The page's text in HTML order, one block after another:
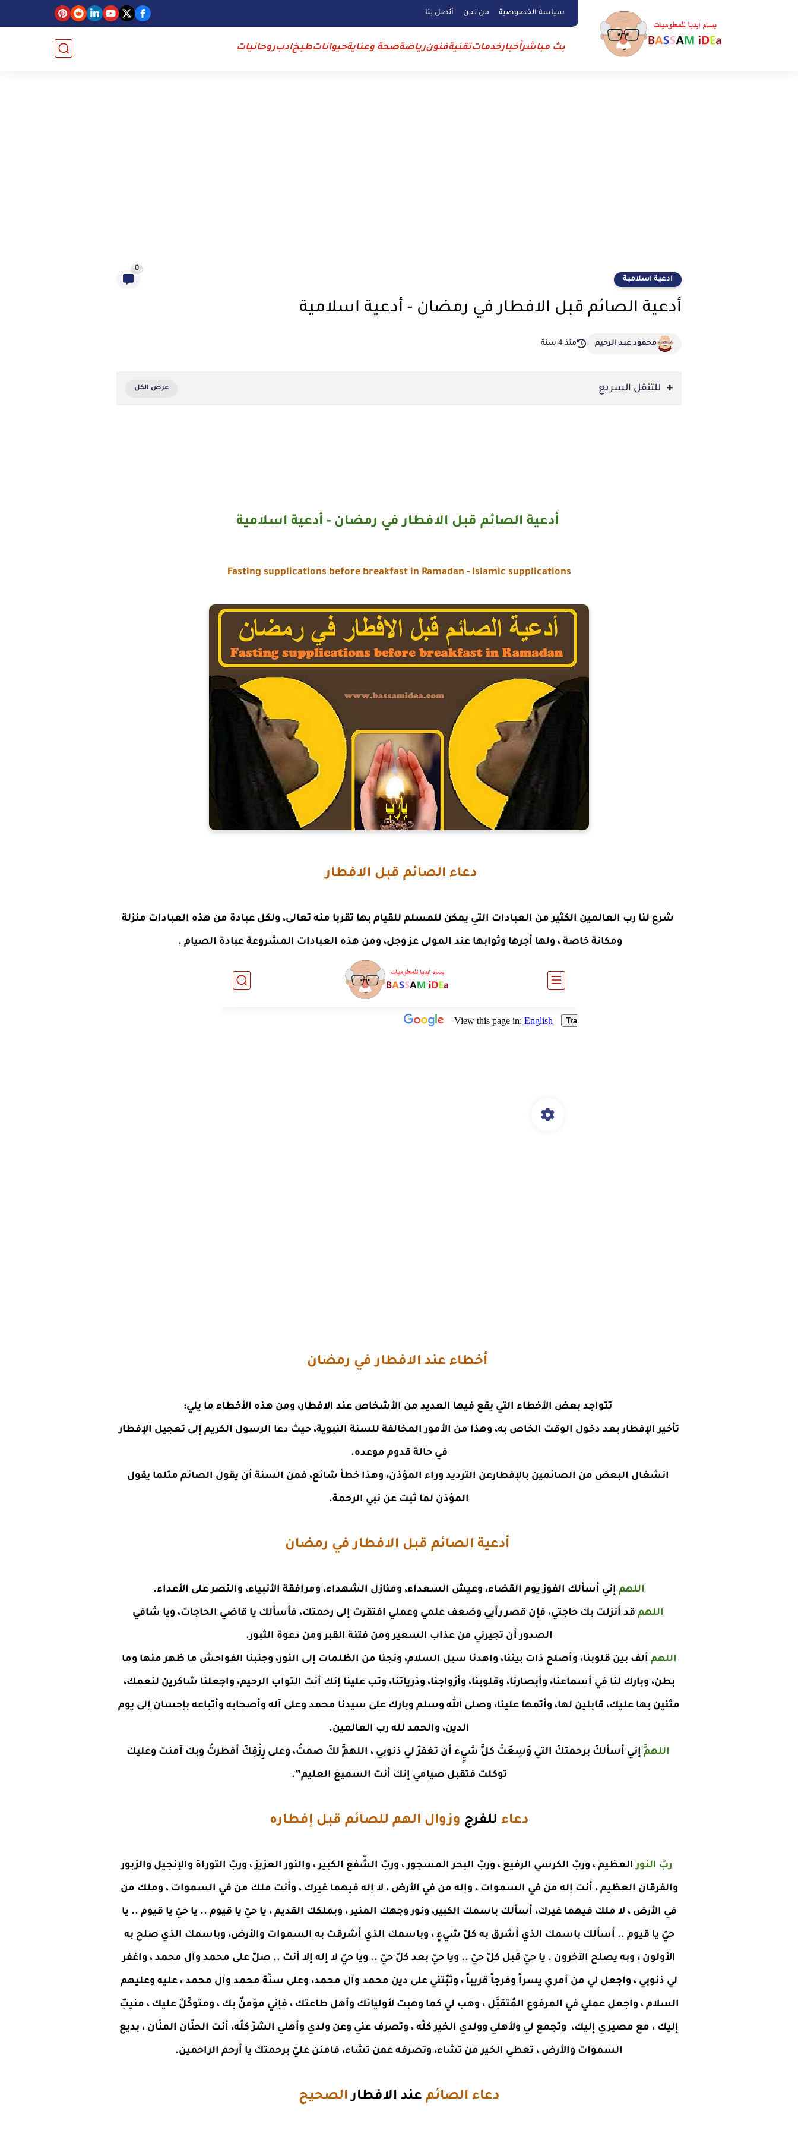
سياسة الخصوصية من نحن أتصل بنا
بث مباشرأخبارخدماتتقنيةفنونرياضةصحة وعنايةحيواناتطبخادبروحانيات
ادعية اسلامية
0
أدعية الصائم قبل الافطار في رمضان - أدعية اسلامية
محمود عبد الرحيم منذ 4 سنة
للتنقل السريع
أدعية الصائم قبل الافطار في رمضان - أدعية اسلامية
Fasting supplications before breakfast in Ramadan - Islamic supplications
دعاء الصائم قبل الافطار
شرع لنا رب العالمين الكثير من العبادات التي يمكن للمسلم للقيام بها تقربا منه تعالى، ولكل عبادة من هذه العبادات منزلة
ومكانة خاصة ، ولها أجرها وثوابها عند المولى عز وجل، ومن هذه العبادات المشروعة عبادة الصيام .
أخطاء عند الافطار في رمضان
تتواجد بعض الأخطاء التي يقع فيها العديد من الأشخاص عند الافطار، ومن هذه الأخطاء ما يلي:
تأخير الإفطار بعد دخول الوقت الخاص به، وهذا من الأمور المخالفة للسنة النبوية، حيث دعا الرسول الكريم إلى تعجيل الإفطار
في حالة قدوم موعده.
انشغال البعض من الصائمين بالإفطارعن الترديد وراء المؤذن، وهذا خطأ شائع، فمن السنة أن يقول الصائم مثلما يقول
المؤذن لما ثبت عن نبي الرحمة.
أدعية الصائم قبل الافطار في رمضان
اللهم إني أسألك الفوز يوم القضاء، وعيش السعداء، ومنازل الشهداء، ومرافقة الأنبياء، والنصر على الأعداء.
اللهم قد أنزلت بك حاجتي، فإن قصر رأيي وضعف علمي وعملي افتقرت إلى رحمتك، فأسألك يا قاضي الحاجات، ويا شافي
الصدور أن تجيرني من عذاب السعير ومن فتنة القبر ومن دعوة الثبور.
اللهم ألف بين قلوبنا، وأصلح ذات بيننا، واهدنا سبل السلام، ونجنا من الظلمات إلى النور، وجنبنا الفواحش ما ظهر منها وما
بطن، وبارك لنا في أسماعنا، وأبصارنا، وقلوبنا، وأزواجنا، وذرياتنا، وتب علينا إنك أنت التواب الرحيم، واجعلنا شاكرين لنعمك،
مثنين بها عليك، قابلين لها، وأتمها علينا، وصلى الله وسلم وبارك على سيدنا محمد وعلى آله وأصحابه وأتباعه بإحسان إلى يوم
الدين، والحمد لله رب العالمين.
اللهمَّ إني أسألكَ برحمتكَ التي وَسِعَتْ كلَّ شيٍء أن تغفرَ لي ذنوبي ، اللهمَّ لكَ صمتُ، وعلى رِزْقِكَ أفطرتُ وبك آمنت وعليك
توكلت فتقبل صيامي إنك أنت السميع العليم”.
دعاء للفرج وزوال الهم للصائم قبل إفطاره
ربّ النورالعظيم ، وربّ الكرسي الرفيع ، وربّ البحر المسجور ، وربّ الشّفع الكبير ، والنور العزيز ، وربّ التوراة والإنجيل والزبور
والفرقان العظيم ، أنت إله من في السموات ، وإله من في الأرض ، لا إله فيهما غيرك ، وأنت ملك من في السموات ، وملك من
في الأرض ، لا ملك فيهما غيرك، أسألك باسمك الكبير، ونور وجهك المنير ، وبملكك القديم ، يا حيّ يا قيوم .. يا حيّ يا قيوم .. يا
حيّ يا قيوم .. أسألك باسمك الذي أشرق به كلّ شيءٍ ، وباسمك الذي أشرقت به السموات والأرض، وباسمك الذي صلح به
الأولون ، وبه يصلح الآخرون . يا حيّ قبل كلّ حيّ .. ويا حيّ بعد كلّ حيّ .. ويا حيّ لا إله إلا أنت .. صلّ على محمد وآل محمد ، واغفر
لي ذنوبي ، واجعل لي من أمري يسراً وفرجاً قريباً ، وثبّتني على دين محمد وآل محمد، وعلى سنّة محمد وآل محمد ، عليه وعليهم
السلام ، واجعل عملي في المرفوع المُتقبَّل ، وهب لي كما وهبت لأوليائك وأهل طاعتك ، فإني مؤمنٌ بك ، ومتوكّلٌ عليك ، منيبٌ
إليك ، مع مصيري إليك، وتجمع لي ولأهلي وولدي الخير كلّه ، وتصرف عني وعن ولدي وأهلي الشرّ كلّه، أنت الحنّان المنّان ، بديع
السموات والأرض ، تعطي الخير من تشاء، وتصرفه عمن تشاء، فامنن عليّ برحمتك يا أرحم الراحمين.
دعاء الصائم عند الافطارالصحيح